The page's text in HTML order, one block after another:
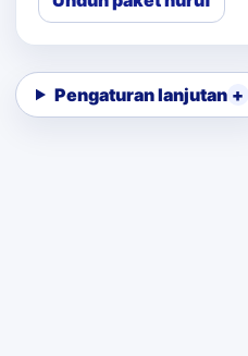
Pengaturan lanjutan